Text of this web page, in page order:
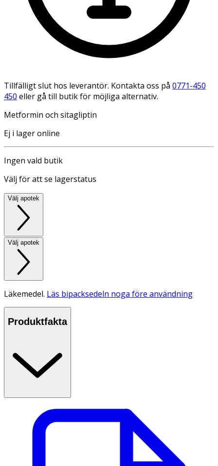
Tillfälligt slut hos leverantör. Kontakta oss på 0771-450
450 eller gå till butik för möjliga alternativ.
Metformin och sitagliptin
Ej i lager online
Ingen vald butik
Välj för att se lagerstatus
Välj apotek
Välj apotek
Läkemedel. Läs bipacksedeln noga före användning
Produktfakta